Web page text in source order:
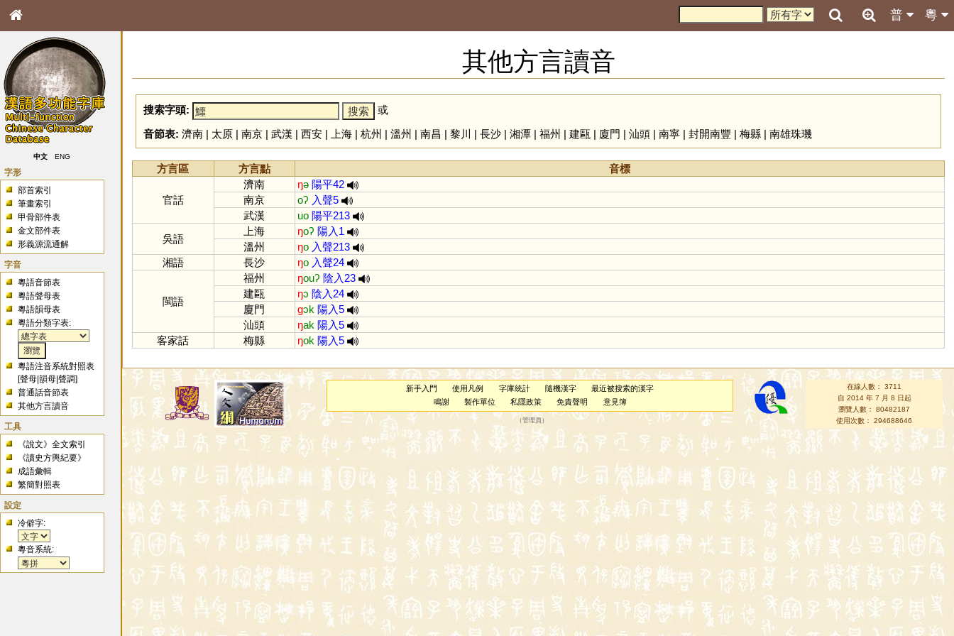
粵
普
中文 ENG
字形
部首索引
筆畫索引
甲骨部件表
金文部件表
形義源流通解
字音
粵語音節表
粵語聲母表
粵語韻母表
粵語分類字表:
粵語注音系統對照表
[聲母 |韻母 |聲調]
普通話音節表
其他方言讀音
工具
《說文》全文索引
《讀史方輿紀要》
成語彙輯
繁簡對照表
設定
冷僻字:
粵音系統:
其他方言讀音
搜索字頭:
或
音節表: 濟南| 太原| 南京| 武漢 | 西安| 上海| 杭州 | 溫州 | 南昌 | 黎川 | 長沙| 湘潭| 福州 | 建甌 | 廈門 | 汕頭| 南寧| 封開南豐 | 梅縣| 南雄珠璣
方言區 方言點 音標
官話
濟南 ŋə 陽平42
南京
oʔ 入聲5
武漢
uo 陽平213
吳語
上海 ŋoʔ 陽入1
溫州
ŋo 入聲213
湘語
長沙 ŋo 入聲24
閩語
福州 ŋouʔ 陰入23
建甌
ŋɔ 陰入24
廈門
ɡɔk 陽入5
汕頭
ŋak 陽入5
客家話
梅縣 ŋok 陽入5
新手入門 使用凡例 字庫統計 隨機漢字
最近被搜索的漢字
鳴謝
製作單位 私隱政策 免責聲明 意見簿
（管理員 ）
在線人數： 3711
自 2014 年 7 月 8 日起
瀏覽人數： 80482187
使用次數： 294688646